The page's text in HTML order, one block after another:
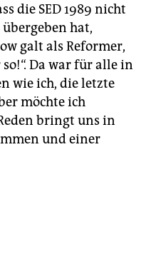
die SED 1989 nicht
hat,
galt als Reformer,
Da war für alle in
wie ich, die letzte
möchte ich
bringt uns in
und einer